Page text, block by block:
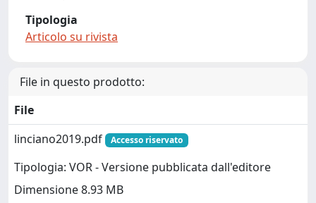
Tipologia
Articolo su rivista
File in questo prodotto:
File
linciano2019.pdf
Accesso riservato
Tipologia: VOR - Versione pubblicata dall'editore
Dimensione 8.93 MB